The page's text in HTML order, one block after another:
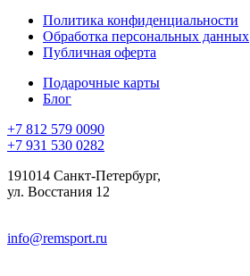
Политика конфиденциальности
Обработка персональных данных
Публичная оферта
Подарочные карты
Блог
+7 812 579 0090
+7 931 530 0282
191014 Санкт-Петербург,
ул. Восстания 12
info@remsport.ru